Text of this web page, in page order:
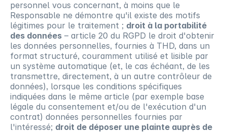
personnel vous concernant, à moins que le
Responsable ne démontre qu'il existe des motifs
légitimes pour le traitement ; droit à la portabilité
des données – article 20 du RGPD le droit d'obtenir
les données personnelles, fournies à THD, dans un
format structuré, couramment utilisé et lisible par
un système automatique (et, le cas échéant, de les
transmettre, directement, à un autre contrôleur de
données), lorsque les conditions spécifiques
indiquées dans le même article (par exemple base
légale du consentement et/ou de l'exécution d'un
contrat) données personnelles fournies par
l'intéressé; droit de déposer une plainte auprès de